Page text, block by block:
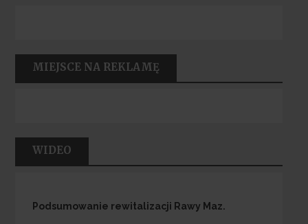
MIEJSCE NA REKLAMĘ
WIDEO
Podsumowanie rewitalizacji Rawy Maz.